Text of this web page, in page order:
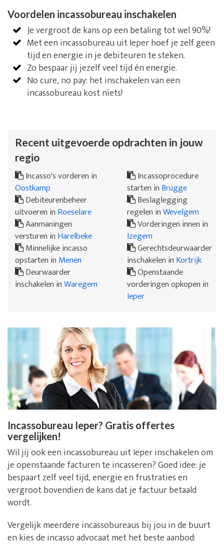
Voordelen incassobureau inschakelen
Je vergroot de kans op een betaling tot wel 90%!
Met een incassobureau uit Ieper hoef je zelf geen
tijd en energie in je debiteuren te steken.
Zo bespaar jij jezelf veel tijd én energie.
No cure, no pay: het inschakelen van een
incassobureau kost niets!
Recent uitgevoerde opdrachten in jouw
regio
Incasso's vorderen in
Oostkamp
Debiteurenbeheer
uitvoeren in Roeselare
Aanmaningen
versturen in Harelbeke
Minnelijke incasso
opstarten in Menen
Deurwaarder
inschakelen inWaregem
Incassoprocedure
starten in Brugge
Beslaglegging
regelen inWevelgem
Vorderingen innen in
Izegem
Gerechtsdeurwaarder
inschakelen in Kortrijk
Openstaande
vorderingen opkopen in
Ieper
Incassobureau Ieper? Gratis offertes
vergelijken!
Wil jij ook een incassobureau uit Ieper inschakelen om
je openstaande facturen te incasseren? Goed idee: je
bespaart zelf veel tijd, energie en frustraties en
vergroot bovendien de kans dat je factuur betaald
wordt.
Vergelijk meerdere incassobureaus bij jou in de buurt
en kies de incasso advocaat met het beste aanbod: